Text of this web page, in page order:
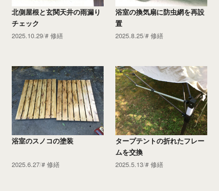
北側屋根と玄関天井の雨漏り
チェック
2025.10.29 修繕
浴室の換気扇に防虫網を再設
置
2025.8.25 修繕
浴室のスノコの塗装
2025.6.27 修繕
タープテントの折れたフレー
ムを交換
2025.5.13 修繕